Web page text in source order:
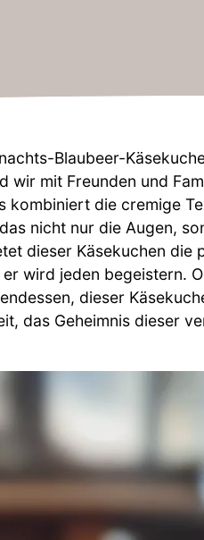
Blaubeer-
wir mit Freunden und
kombiniert die cremige
nicht nur die Augen,
dieser Käsekuchen die
wird jeden begeistern.
dieser
das Geheimnis dieser